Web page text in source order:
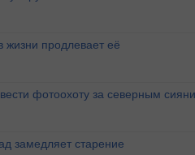
жизни продлевает её
фотоохоту за северным
замедляет старение